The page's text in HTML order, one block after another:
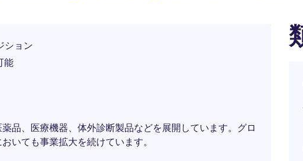
ション
能
品、医療機器、体外診断製品などを展開しています。グロ
いても事業拡大を続けています。